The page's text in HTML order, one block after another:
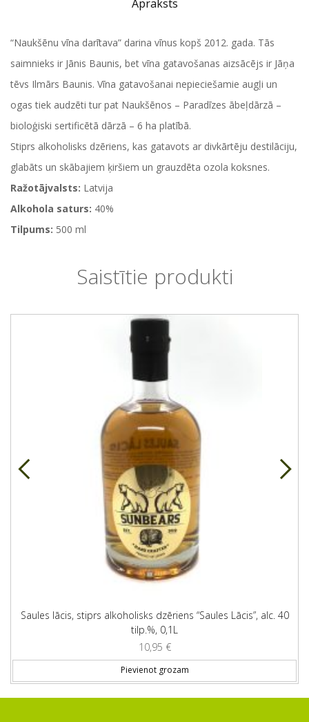
Apraksts
“Naukšēnu vīna darītava” darina vīnus kopš 2012. gada. Tās
saimnieks ir Jānis Baunis, bet vīna gatavošanas aizsācējs ir Jāņa
tēvs Ilmārs Baunis. Vīna gatavošanai nepieciešamie augļi un
ogas tiek audzēti tur pat Naukšēnos – Paradīzes ābeļdārzā –
bioloģiski sertificētā dārzā – 6 ha platībā.
Stiprs alkoholisks dzēriens, kas gatavots ar divkārtēju destilāciju,
glabāts un skābajiem ķiršiem un grauzdēta ozola koksnes.
Ražotājvalsts: Latvija
Alkohola saturs: 40%
Tilpums: 500 ml
Saistītie produkti
Saules lācis, stiprs alkoholisks dzēriens “Saules Lācis”, alc. 40
tilp.%, 0,1L
10,95 €
Pievienot grozam